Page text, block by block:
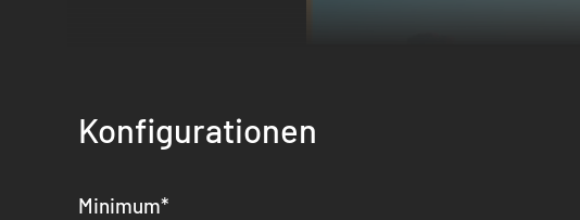
Konfigurationen
Minimum*